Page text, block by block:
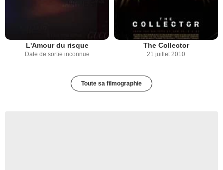
L'Amour du risque
Date de sortie inconnue
The Collector
21 juillet 2010
Toute sa filmographie